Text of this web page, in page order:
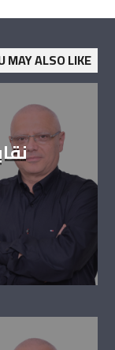
MAY ALSO LIKE